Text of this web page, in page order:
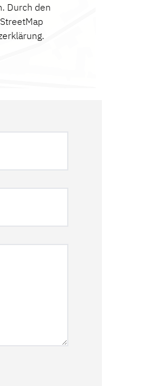
Durch den
.